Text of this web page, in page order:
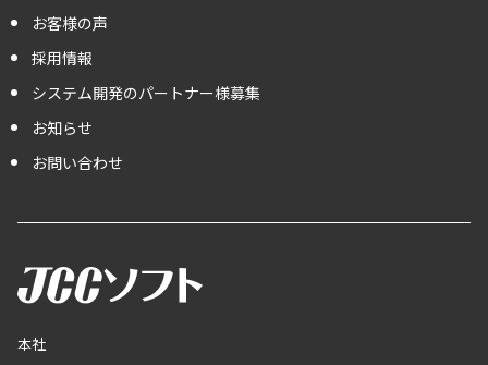
本社
お客様の声
採用情報
システム開発のパートナー様募集
お知らせ
お問い合わせ